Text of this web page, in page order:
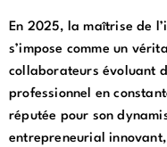
En 2025, la maîtrise de
s’impose comme un
collaborateurs évoluant
professionnel en
réputée pour son
entrepreneurial